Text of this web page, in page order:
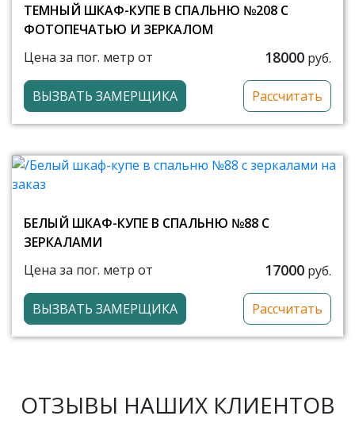
ТЕМНЫЙ ШКАФ-КУПЕ В СПАЛЬНЮ №208 С
ФОТОПЕЧАТЬЮ И ЗЕРКАЛОМ
Цена за пог. метр от
18000 руб.
ВЫЗВАТЬ ЗАМЕРЩИКА Рассчитать
БЕЛЫЙ ШКАФ-КУПЕ В СПАЛЬНЮ №88 С
ЗЕРКАЛАМИ
Цена за пог. метр от
17000 руб.
ВЫЗВАТЬ ЗАМЕРЩИКА Рассчитать
ОТЗЫВЫ НАШИХ КЛИЕНТОВ